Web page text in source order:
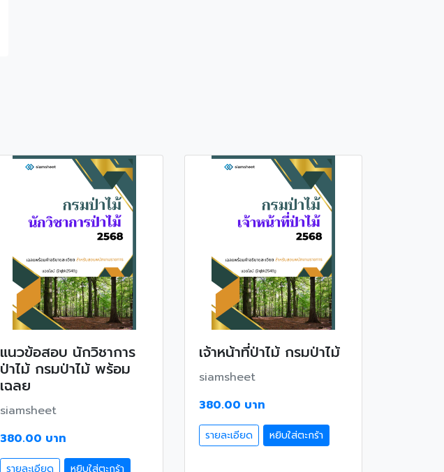
แนวข้อสอบ นักวิชาการ
ป่าไม้ กรมป่าไม้ พร้อม
เฉลย
siamsheet
380.00 บาท
รายละเอียด หยิบใส่ตะกร้า
เจ้าหน้าที่ป่าไม้ กรมป่าไม้
siamsheet
380.00 บาท
รายละเอียด หยิบใส่ตะกร้า